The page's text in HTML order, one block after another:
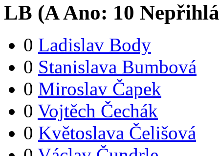
LB (AAno: 10
0 Ladislav Body
0 Stanislava Bumbová
0 Miroslav Čapek
0 Vojtěch Čechák
0 Květoslava Čelišová